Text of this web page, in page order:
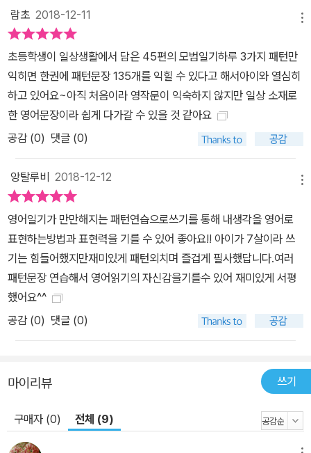
람초 2018-12-11
초등학생이 일상생활에서 담은 45편의 모범일기하루 3가지 패턴만
익히면 한권에 패턴문장 135개를 익힐 수 있다고 해서아이와 열심히
하고 있어요~아직 처음이라 영작문이 익숙하지 않지만 일상 소재로
한 영어문장이라 쉽게 다가갈 수 있을 것 같아요
공감 (0) 댓글 (0)
앙탈루비 2018-12-12
영어일기가 만만해지는 패턴연습으로쓰기를 통해 내생각을 영어로
표현하는방법과 표현력을 기를 수 있어 좋아요!! 아이가 7살이라 쓰
기는 힘들어했지만재미있게 패턴외치며 즐겁게 필사했답니다.여러
패턴문장 연습해서 영어읽기의 자신감을기를수 있어 재미있게 서평
했어요^^
공감 (0) 댓글 (0)
마이리뷰 쓰기
구매자 (0) 전체 (9)